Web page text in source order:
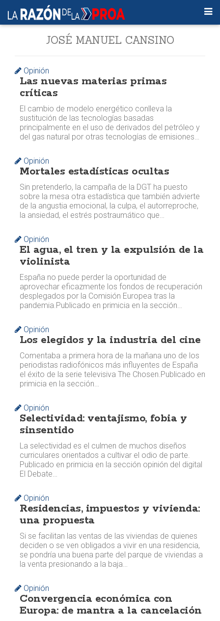
JOSÉ MANUEL CANSINO
Opinión
Las nuevas materias primas
críticas
El cambio de modelo energético conlleva la
sustitución de las tecnologías basadas
principalmente en el uso de derivados del petróleo y
del gas natural por otras tecnologías de emisiones…
Opinión
Mortales estadísticas ocultas
Sin pretenderlo, la campaña de la DGT ha puesto
sobre la mesa otra estadística que también advierte
de la angustia emocional, la culpa, el autorreproche,
la ansiedad, el estrés postraumático que…
Opinión
El agua, el tren y la expulsión de la
violinista
España no puede perder la oportunidad de
aprovechar eficazmente los fondos de recuperación
desplegados por la Comisión Europea tras la
pandemia. ​​Publicado en primicia en la sección…
Opinión
Los elegidos y la industria del cine
Comentaba a primera hora de la mañana uno de los
periodistas radiofónicos más influyentes de España
el éxito de la serie televisiva The Chosen. ​​Publicado en
primicia en la sección…
Opinión
Selectividad: ventajismo, fobia y
sinsentido
La selectividad es el culmen de muchos diseños
curriculares orientados a cultivar el odio de parte. ​​
Publicado en primicia en la sección opinión del digital
El Debate…
Opinión
Residencias, impuestos y vivienda:
una propuesta
Si se facilitan las ventas de las viviendas de quienes
deciden o se ven obligados a vivir en una residencia,
se pondría una buena parte del parque de viviendas a
la venta presionando a la baja…
Opinión
Convergencia económica con
Europa: de mantra a la cancelación